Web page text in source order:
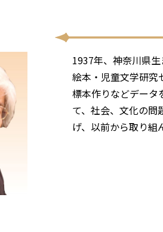
1937年、神奈川県
絵本・児童文学研究
標本作りなどデータ
て、社会、文化の問
げ、以前から取り組